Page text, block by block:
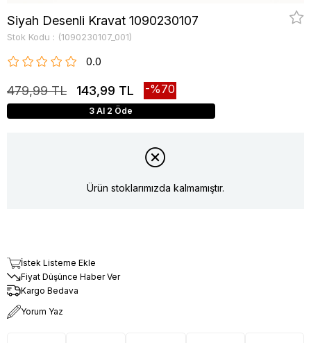
Siyah Desenli Kravat 1090230107
Stok Kodu (1090230107_001)
0.0
479,99 TL 143,99 TL 70
3 Al 2 Öde
Ürün stoklarımızda kalmamıştır.
İstek Listeme Ekle
Fiyat Düşünce Haber Ver
Kargo Bedava
Yorum Yaz